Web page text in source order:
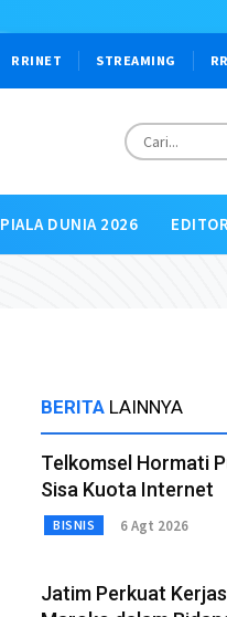
RRINET STREAMING
PIALA DUNIA 2026
BERITA LAINNYA
Telkomsel Hormati
Sisa Kuota Internet
BISNIS 6 Agt 2026
Jatim Perkuat